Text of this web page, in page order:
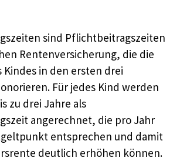
sind Pflichtbeitragszeiten
Rentenversicherung, die die
Kindes in den ersten drei
Für jedes Kind werden
zu drei Jahre als
angerechnet, die pro Jahr
entsprechen und damit
deutlich erhöhen können.